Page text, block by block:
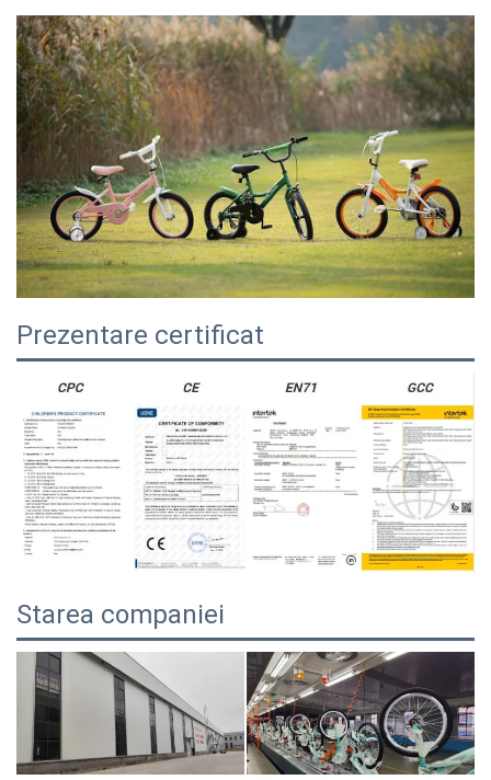
Prezentare certificat
Starea companiei